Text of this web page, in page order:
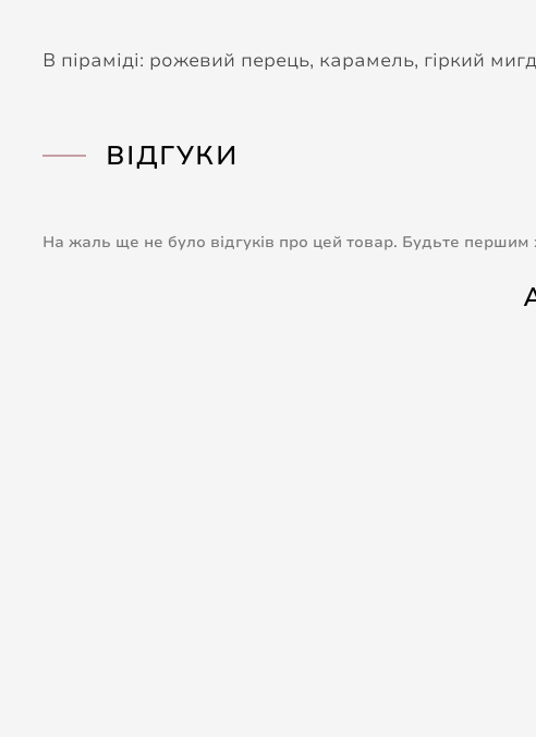
В піраміді: рожевий перець, карамель, гіркий
ВІДГУКИ
На жаль ще не було відгуків про цей товар. Будьте першим